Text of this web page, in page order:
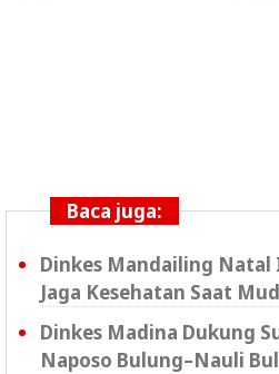
Baca juga:
Dinkes Mandailing
Jaga Kesehatan Saat
Dinkes Madina Dukung
Naposo Bulung–Nauli